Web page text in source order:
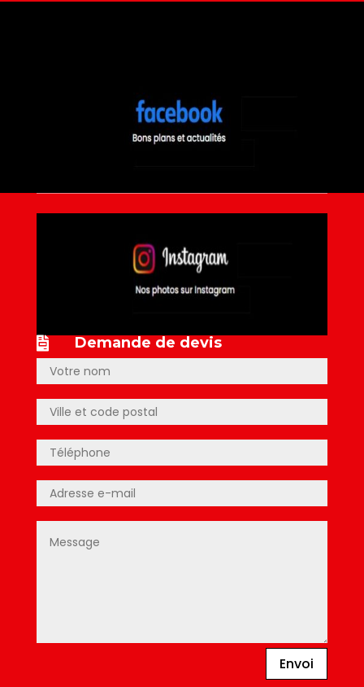
 Demande de devis
Envoi